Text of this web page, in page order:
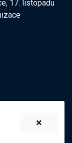
17. listopadu